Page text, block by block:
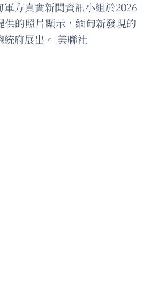
方真實新聞資訊小組於2026
供的照片顯示，緬甸新發現的
府展出。 美聯社